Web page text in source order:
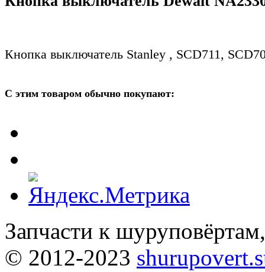
Кнопка выключатель Stanley , SCD711,
С этим товаром обычно покупают:
Запчасти к
© 2012-2023